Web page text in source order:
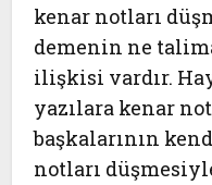
kenar notları
demenin ne
ilişkisi vardır.
yazılara kenar
başkalarının
notları